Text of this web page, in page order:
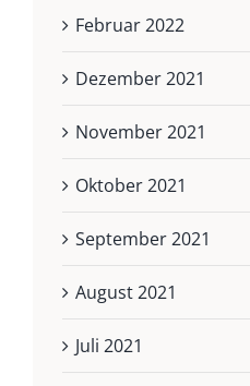
Februar 2022
Dezember 2021
November 2021
Oktober 2021
September 2021
August 2021
Juli 2021